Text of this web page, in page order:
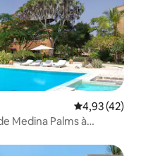
Évaluation
4,93 (42)
Medina Palms à